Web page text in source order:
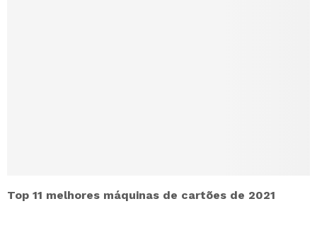
Top 11 melhores máquinas de cartões de 2021